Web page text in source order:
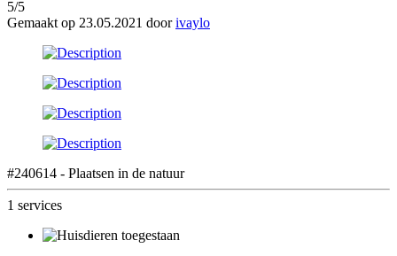
5/5
Gemaakt op 23.05.2021 doorivaylo
#240614 - Plaatsen in de natuur
1 services